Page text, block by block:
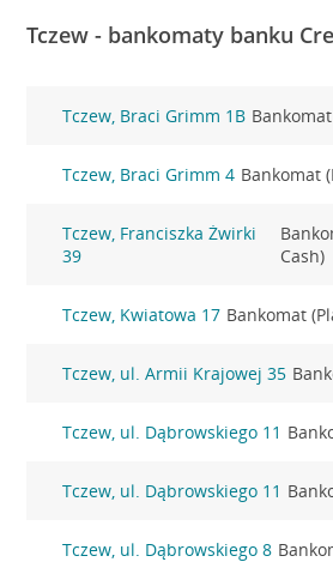
Tczew - bankomaty banku
Tczew, Braci Grimm 1B
Tczew, Braci Grimm 4 Bankomat
Tczew, Franciszka Żwirki
39
Cash)
Tczew, Kwiatowa 17 Bankomat
Tczew, ul. Armii Krajowej 35
Tczew, ul. Dąbrowskiego 11
Tczew, ul. Dąbrowskiego 11
Tczew, ul. Dąbrowskiego 8